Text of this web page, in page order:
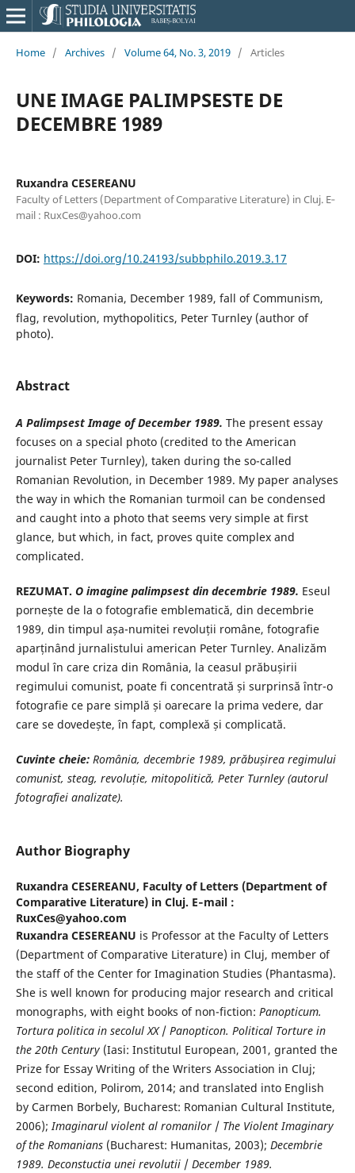
Home / Archives / Volume 64, No. 3, 2019 / Articles
UNE IMAGE PALIMPSESTE DE
DECEMBRE 1989
Ruxandra CESEREANU
Faculty of Letters (Department of Comparative Literature) in Cluj. E‐
mail : RuxCes@yahoo.com
DOI: https://doi.org/10.24193/subbphilo.2019.3.17
Keywords: Romania, December 1989, fall of Communism,
flag, revolution, mythopolitics, Peter Turnley (author of
photo).
Abstract
A Palimpsest Image of December 1989. The present essay
focuses on a special photo (credited to the American
journalist Peter Turnley), taken during the so-called
Romanian Revolution, in December 1989. My paper analyses
the way in which the Romanian turmoil can be condensed
and caught into a photo that seems very simple at first
glance, but which, in fact, proves quite complex and
complicated.
REZUMAT. O imagine palimpsest din decembrie 1989. Eseul
pornește de la o fotografie emblematică, din decembrie
1989, din timpul așa-numitei revoluții române, fotografie
aparținând jurnalistului american Peter Turnley. Analizăm
modul în care criza din România, la ceasul prăbușirii
regimului comunist, poate fi concentrată și surprinsă într-o
fotografie ce pare simplă și oarecare la prima vedere, dar
care se dovedește, în fapt, complexă și complicată.
Cuvinte cheie: România, decembrie 1989, prăbușirea regimului
comunist, steag, revoluție, mitopolitică, Peter Turnley (autorul
fotografiei analizate).
Author Biography
Ruxandra CESEREANU, Faculty of Letters (Department of
Comparative Literature) in Cluj. E‐mail :
RuxCes@yahoo.com
Ruxandra CESEREANU is Professor at the Faculty of Letters
(Department of Comparative Literature) in Cluj, member of
the staff of the Center for Imagination Studies (Phantasma).
She is well known for producing major research and critical
monographs, with eight books of non-fiction: Panopticum.
Tortura politica in secolul XX/ Panopticon. Political Torture in
the 20th Century(Iasi: Institutul European, 2001, granted the
Prize for Essay Writing of the Writers Association in Cluj;
second edition, Polirom, 2014; and translated into English
by Carmen Borbely, Bucharest: Romanian Cultural Institute,
2006);Imaginarul violent al romanilor/ The Violent Imaginary
of the Romanians(Bucharest: Humanitas, 2003); Decembrie
1989. Deconstuctia unei revolutii/December 1989.